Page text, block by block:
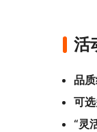
活
品
可
“灵